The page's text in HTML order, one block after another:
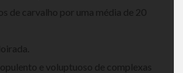
de carvalho por uma média de 20
e voluptuoso de complexas